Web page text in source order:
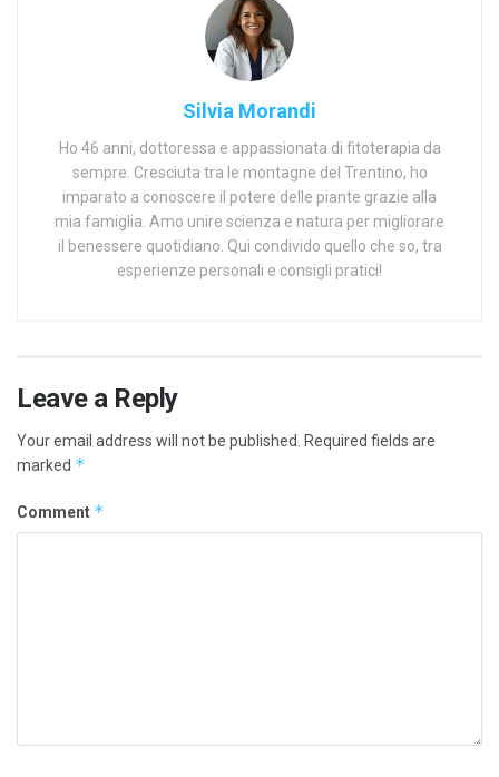
Silvia Morandi
Ho 46 anni, dottoressa e appassionata di fitoterapia da
sempre. Cresciuta tra le montagne del Trentino, ho
imparato a conoscere il potere delle piante grazie alla
mia famiglia. Amo unire scienza e natura per migliorare
il benessere quotidiano. Qui condivido quello che so, tra
esperienze personali e consigli pratici!
Leave a Reply
Your email address will not be published.
Required fields are
marked *
Comment *